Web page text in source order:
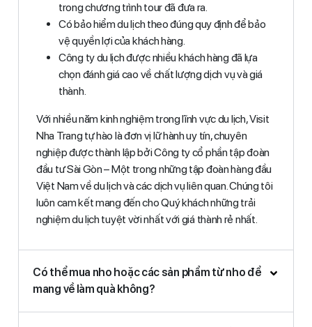
trong chương trình tour đã đưa ra.
Có bảo hiểm du lịch theo đúng quy định để bảo
vệ quyền lợi của khách hàng.
Công ty du lịch được nhiều khách hàng đã lựa
chọn đánh giá cao về chất lượng dịch vụ và giá
thành.
Với nhiều năm kinh nghiệm trong lĩnh vực du lịch, Visit
Nha Trang tự hào là đơn vị lữ hành uy tín, chuyên
nghiệp được thành lập bởi Công ty cổ phần tập đoàn
đầu tư Sài Gòn – Một trong những tập đoàn hàng đầu
Việt Nam về du lịch và các dịch vụ liên quan. Chúng tôi
luôn cam kết mang đến cho Quý khách những trải
nghiệm du lịch tuyệt vời nhất với giá thành rẻ nhất.
Có thể mua nho hoặc các sản phẩm từ nho để
mang về làm quà không?